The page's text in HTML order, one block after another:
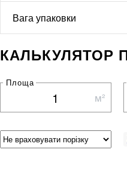
Вага упаковки
КАЛЬКУЛЯТОР
Площа
м²